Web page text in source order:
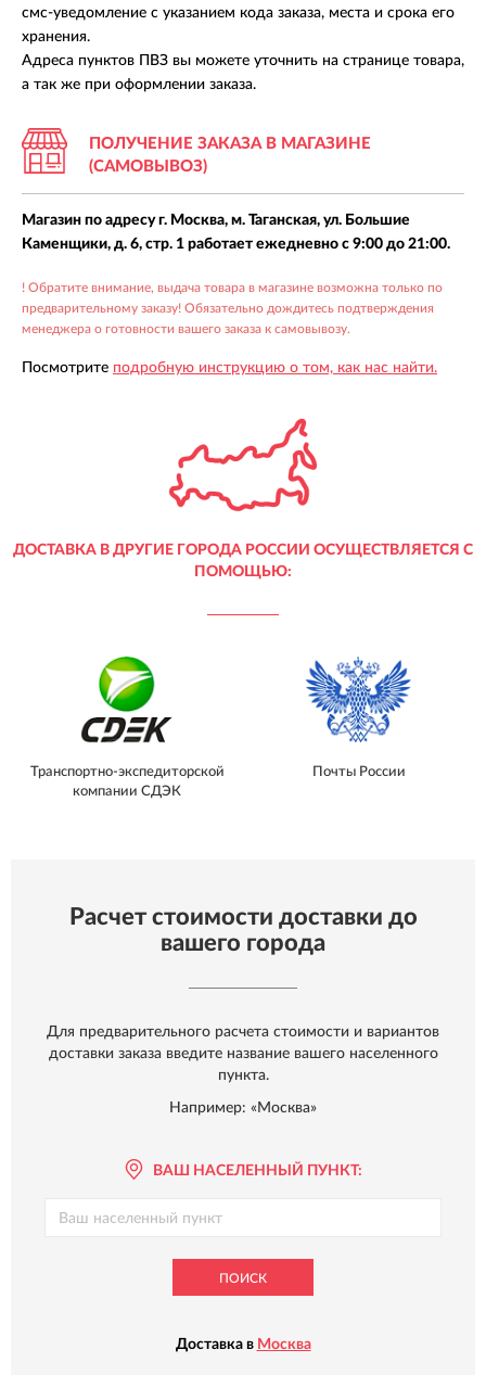
смс-уведомление с указанием кода заказа, места и срока его
хранения.
Адреса пунктов ПВЗ вы можете уточнить на странице товара,
а так же при оформлении заказа.
ПОЛУЧЕНИЕ ЗАКАЗА В МАГАЗИНЕ
(САМОВЫВОЗ)
Магазин по адресу г. Москва, м. Таганская, ул. Большие
Каменщики, д. 6, стр. 1 работает ежедневно с 9:00 до 21:00.
! Обратите внимание, выдача товара в магазине возможна только по
предварительному заказу! Обязательно дождитесь подтверждения
менеджера о готовности вашего заказа к самовывозу.
Посмотрите подробную инструкцию о том, как нас найти.
ДОСТАВКА В ДРУГИЕ ГОРОДА РОССИИ ОСУЩЕСТВЛЯЕТСЯ С
ПОМОЩЬЮ:
Транспортно-экспедиторской
компании СДЭК
Почты России
Расчет стоимости доставки до
вашего города
Для предварительного расчета стоимости и вариантов
доставки заказа введите название вашего населенного
пункта.
Например: «Москва»
ВАШ НАСЕЛЕННЫЙ ПУНКТ:
ПОИСК
Доставка в Москва